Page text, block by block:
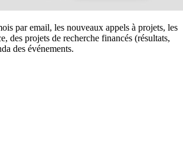
par email, les nouveaux appels à projets, les
des projets de recherche financés (résultats,
des événements.